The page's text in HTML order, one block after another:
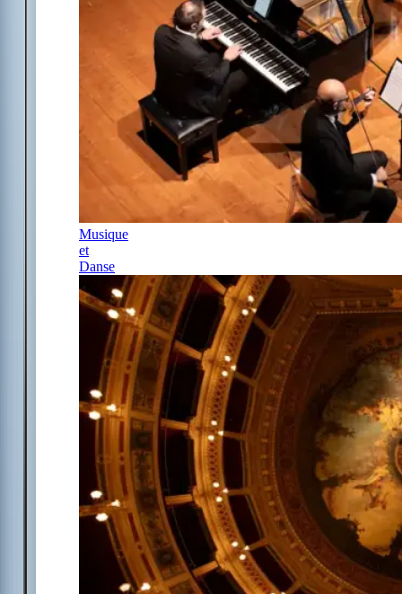
Musique
et
Danse